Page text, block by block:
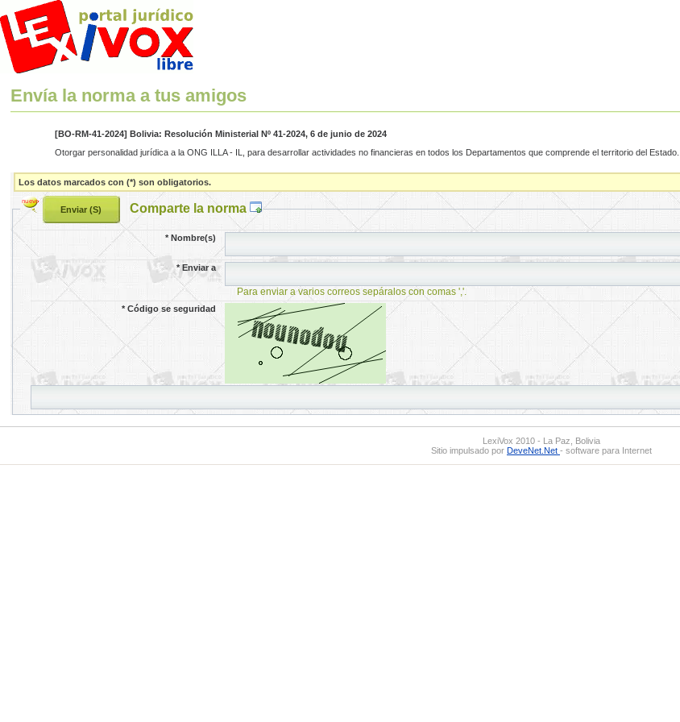
Envía la norma a tus amigos
[BO-RM-41-2024] Bolivia: Resolución Ministerial Nº 41-2024, 6 de junio de 2024
Otorgar personalidad jurídica a la ONG ILLA - IL, para desarrollar actividades no financieras en todos los Departamentos que comprende el territorio del Estado...
Los datos marcados con (*) son obligatorios.
Comparte la norma
*Nombre(s)
*Enviar a
Para enviar a varios correos sepáralos con comas ','.
*Código se seguridad
LexiVox 2010 - La Paz, Bolivia
Sitio impulsado por DeveNet.Net - software para Internet